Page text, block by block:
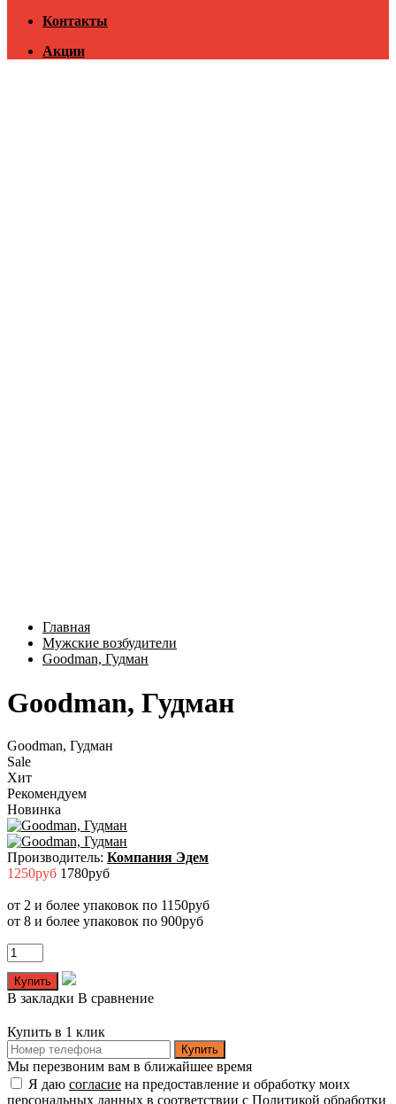
Контакты
Акции
Главная
Мужские возбудители
Goodman, Гудман
Goodman, Гудман
Goodman, Гудман
Sale
Хит
Рекомендуем
Новинка
Производитель: Компания Эдем
1250руб 1780руб
от 2 и более упаковок по 1150руб
от 8 и более упаковок по 900руб
В закладки В сравнение
Купить в 1 клик
Купить
Мы перезвоним вам в ближайшее время
Я даю согласие на предоставление и обработку моих
персональных данных в соответствии с Политикой обработки